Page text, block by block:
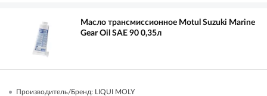
Масло трансмиссионное Motul Suzuki Marine
Gear Oil SAE 90 0,35л
Производитель/Бренд: LIQUI MOLY